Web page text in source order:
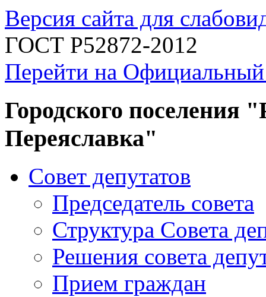
Версия сайта для
ГОСТ Р52872-2012
Перейти на
Городского поселения
Переяславка"
Совет депутатов
Председатель совета
Структура Совета
Решения совета
Прием граждан